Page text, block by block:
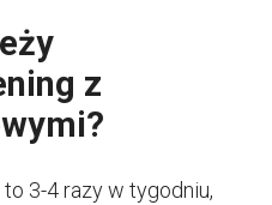
z
3-4 razy w tygodniu,